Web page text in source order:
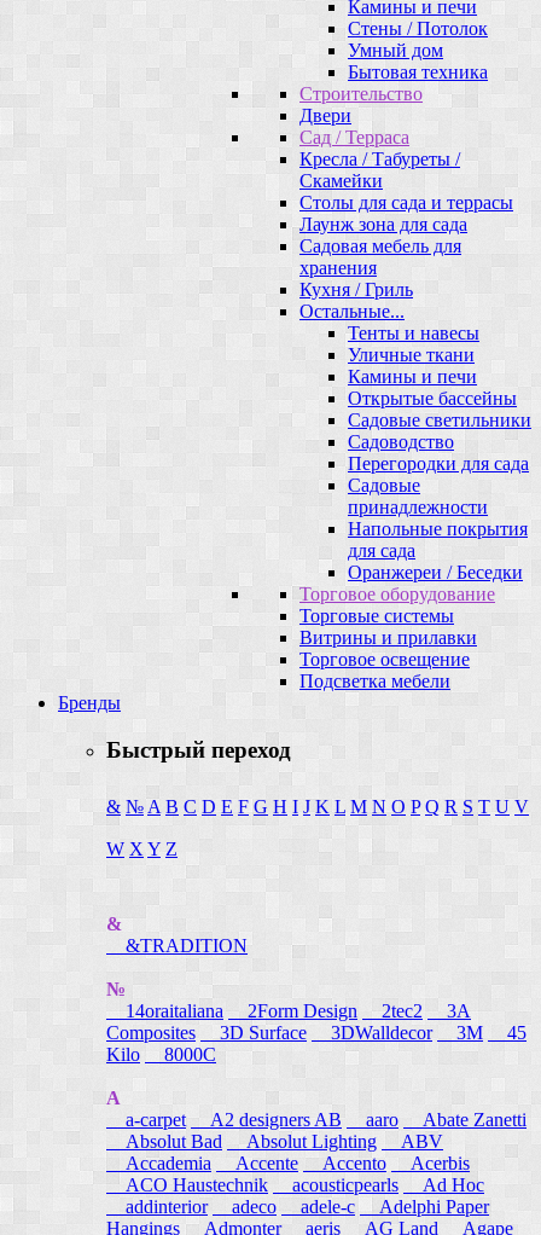
Камины и печи
Стены / Потолок
Умный дом
Бытовая техника
Строительство
Двери
Сад / Терраса
Кресла / Табуреты /
Скамейки
Столы для сада и террасы
Лаунж зона для сада
Садовая мебель для
хранения
Кухня / Гриль
Остальные...
Тенты и навесы
Уличные ткани
Камины и печи
Открытые бассейны
Садовые светильники
Садоводство
Перегородки для сада
Садовые
принадлежности
Напольные покрытия
для сада
Оранжереи / Беседки
Торговое оборудование
Торговые системы
Витрины и прилавки
Торговое освещение
Подсветка мебели
Бренды
Быстрый переход
& № A B C D E F G H I J K L M N O P Q R S T U V
W X Y Z
&
&TRADITION
№
14oraitaliana
2Form Design 2tec2
3A
Composites
3D Surface 3DWalldecor 3M
45
Kilo
8000C
A
a-carpet
A2 designers AB aaro
Abate Zanetti
Absolut Bad
Absolut Lighting
ABV
Accademia
Accente Accento
Acerbis
ACO Haustechnik
acousticpearls
Ad Hoc
addinterior
adeco adele-c
Adelphi Paper
Hangings Admonter aeris AG Land Agape